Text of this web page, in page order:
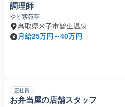
調理師
やど紫苑亭
鳥取県米子市皆生温泉
月給25万円～40万円
正社員
お弁当屋の店舗スタッフ